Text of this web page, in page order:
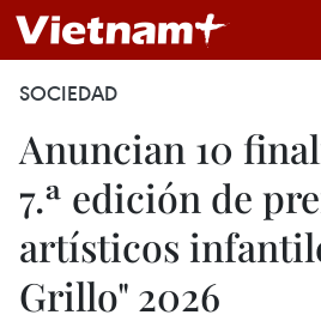
SOCIEDAD
Anuncian 10
7.ª edición de
artísticos
Grillo" 2026